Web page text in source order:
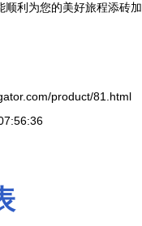
利为您的美好旅程添砖加
product/81.html